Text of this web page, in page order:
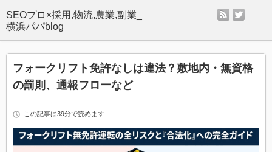
SEOプロ×採用,物流,農業,副業_
横浜パパblog
rss
フォークリフト免許なしは違法？敷地内・無資格
の罰則、通報フローなど
この記事は39分で読めます